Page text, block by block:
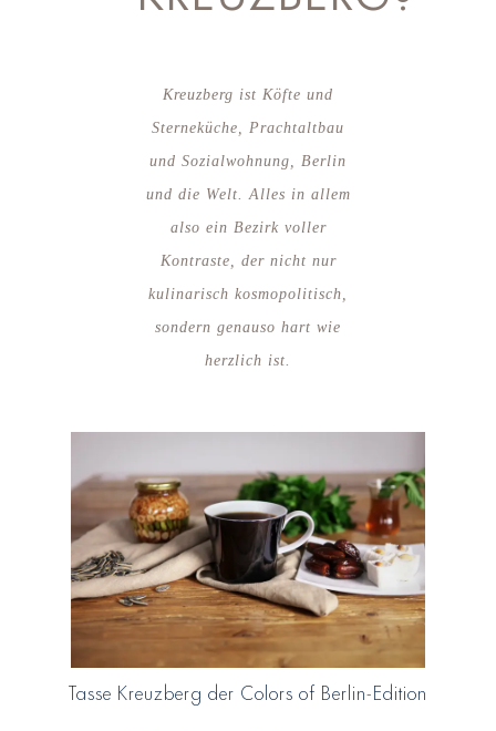
Kreuzberg ist Köfte und
Sterneküche, Prachtaltbau
und Sozialwohnung, Berlin
und die Welt. Alles in allem
also ein Bezirk voller
Kontraste, der nicht nur
kulinarisch kosmopolitisch,
sondern genauso hart wie
herzlich ist.
Tasse Kreuzberg der Colors of Berlin-Edition